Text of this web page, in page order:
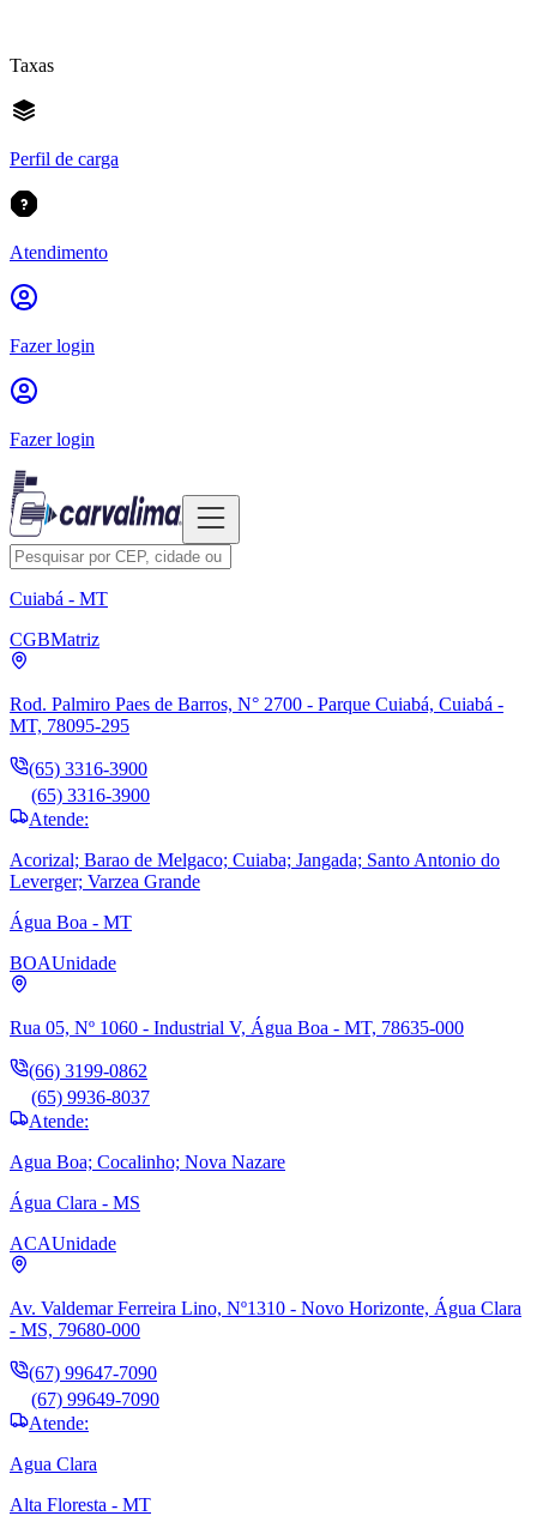
Taxas
Perfil de carga
Atendimento
Fazer login
Fazer login
Cuiabá - MT
CGBMatriz
Rod. Palmiro Paes de Barros, N° 2700 - Parque Cuiabá, Cuiabá -
MT, 78095-295
(65) 3316-3900
(65) 3316-3900
Atende:
Acorizal; Barao de Melgaco; Cuiaba; Jangada; Santo Antonio do
Leverger; Varzea Grande
Água Boa - MT
BOAUnidade
Rua 05, Nº 1060 - Industrial V, Água Boa - MT, 78635-000
(66) 3199-0862
(65) 9936-8037
Atende:
Agua Boa; Cocalinho; Nova Nazare
Água Clara - MS
ACAUnidade
Av. Valdemar Ferreira Lino, Nº1310 - Novo Horizonte, Água Clara
- MS, 79680-000
(67) 99647-7090
(67) 99649-7090
Atende:
Agua Clara
Alta Floresta - MT